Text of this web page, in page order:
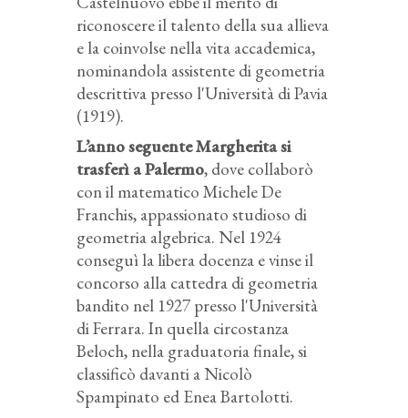
riconoscere il talento della sua allieva
e la coinvolse nella vita accademica,
nominandola assistente di geometria
descrittiva presso l'Università di Pavia
(1919).
L’anno seguente Margherita si
trasferì a Palermo, dove collaborò
con il matematico Michele De
Franchis, appassionato studioso di
geometria algebrica. Nel 1924
conseguì la libera docenza e vinse il
concorso alla cattedra di geometria
bandito nel 1927 presso l'Università
di Ferrara. In quella circostanza
Beloch, nella graduatoria finale, si
classificò davanti a Nicolò
Spampinato ed Enea Bartolotti.